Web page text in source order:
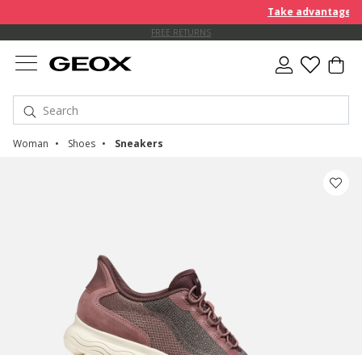
Take advantage of an
FREE STANDARD DELIVERY FOR ORDERS OVER 90.00 €
FREE RETURNS
Woman Shoes Sneakers